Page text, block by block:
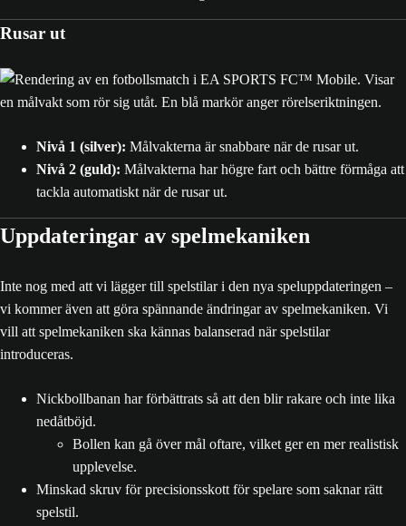
Rusar ut
Nivå 1 (silver): Målvakterna är snabbare när de rusar ut.
Nivå 2 (guld): Målvakterna har högre fart och bättre förmåga att
tackla automatiskt när de rusar ut.
Uppdateringar av spelmekaniken
Inte nog med att vi lägger till spelstilar i den nya speluppdateringen –
vi kommer även att göra spännande ändringar av spelmekaniken. Vi
vill att spelmekaniken ska kännas balanserad när spelstilar
introduceras.
Nickbollbanan har förbättrats så att den blir rakare och inte lika
nedåtböjd.
Bollen kan gå över mål oftare, vilket ger en mer realistisk
upplevelse.
Minskad skruv för precisionsskott för spelare som saknar rätt
spelstil.